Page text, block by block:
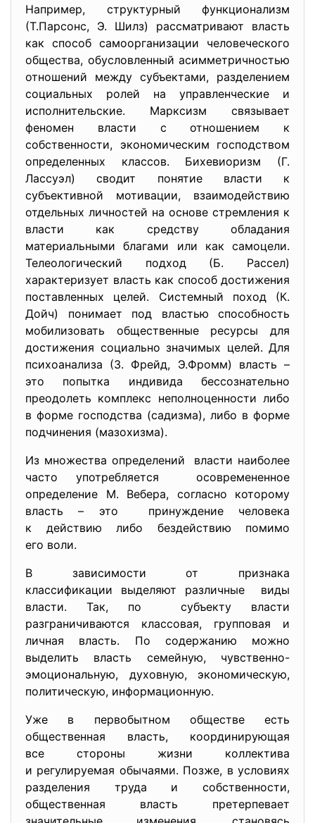
Например, структурный функционализм
(Т.Парсонс, Э. Шилз) рассматривают власть
как способ самоорганизации человеческого
общества, обусловленный асимметричностью
отношений между субъектами, разделением
социальных ролей на управленческие и
исполнительские. Марксизм связывает
феномен власти с отношением к
собственности, экономическим господством
определенных классов. Бихевиоризм (Г.
Лассуэл) сводит понятие власти к
субъективной мотивации, взаимодействию
отдельных личностей на основе стремления к
власти как средству обладания
материальными благами или как самоцели.
Телеологический подход (Б. Рассел)
характеризует власть как способ достижения
поставленных целей. Системный поход (К.
Дойч) понимает под властью способность
мобилизовать общественные ресурсы для
достижения социально значимых целей. Для
психоанализа (З. Фрейд, Э.Фромм) власть –
это попытка индивида бессознательно
преодолеть комплекс неполноценности либо
в форме господства (садизма), либо в форме
подчинения (мазохизма).
Из множества определений власти наиболее
часто употребляется осовремененное
определение М. Вебера, согласно которому
власть – это принуждение человека
к действию либо бездействию помимо
его воли.
В зависимости от признака
классификации выделяют различные виды
власти. Так, по субъекту власти
разграничиваются классовая, групповая и
личная власть. По содержанию можно
выделить власть семейную, чувственно-
эмоциональную, духовную, экономическую,
политическую, информационную.
Уже в первобытном обществе есть
общественная власть, координирующая
все стороны жизни коллектива
и регулируемая обычаями. Позже, в условиях
разделения труда и собственности,
общественная власть претерпевает